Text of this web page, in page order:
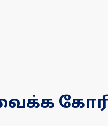
வைக்க